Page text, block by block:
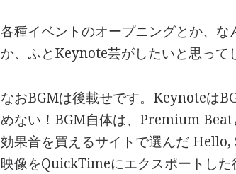
各種イベントのオープニングとか、
か、ふとKeynote芸がしたいと思って
なおBGMは後載せです。Keynoteは
めない！BGM自体は、Premium
効果音を買えるサイトで選んだ Hello,
映像をQuickTimeにエクスポートし